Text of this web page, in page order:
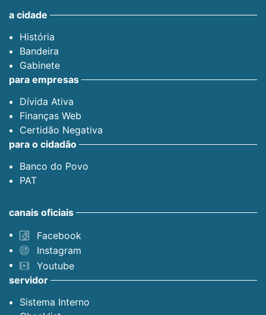
a cidade
História
Bandeira
Gabinete
para empresas
Dívida Ativa
Finanças Web
Certidão Negativa
para o cidadão
Banco do Povo
PAT
canais oficiais
Facebook
Instagram
Youtube
servidor
Sistema Interno